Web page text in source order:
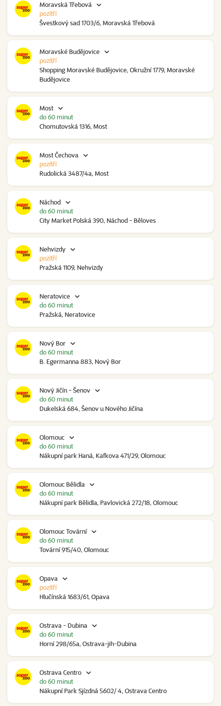
Moravská Třebová
Švestkový sad 1703/6, Moravská Třebová
pozítří
Moravské Budějovice
Shopping Moravské Budějovice, Okružní 1779, Moravské
Budějovice
pozítří
Most
Chomutovská 1316, Most
do 60 minut
Most Čechova
Rudolická 3487/4a, Most
pozítří
Náchod
City Market Polská 390, Náchod - Běloves
do 60 minut
Nehvizdy
Pražská 1109, Nehvizdy
pozítří
Neratovice
Pražská, Neratovice
do 60 minut
Nový Bor
B. Egermanna 883, Nový Bor
do 60 minut
Nový Jičín - Šenov
Dukelská 684, Šenov u Nového Jičína
do 60 minut
Olomouc
Nákupní park Haná, Kafkova 471/29, Olomouc
do 60 minut
Olomouc Bělidla
Nákupní park Bělidla, Pavlovická 272/18, Olomouc
do 60 minut
Olomouc Tovární
Tovární 915/40, Olomouc
do 60 minut
Opava
Hlučínská 1683/61, Opava
pozítří
Ostrava - Dubina
Horní 298/65a, Ostrava-jih-Dubina
do 60 minut
Ostrava Centro
Nákupní Park Sjízdná 5602/ 4, Ostrava Centro
do 60 minut